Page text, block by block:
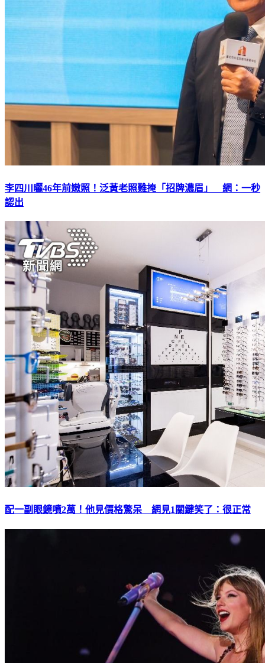
李四川曬46年前嫩照！泛黃老照難掩「招牌濃眉」 網：一秒
認出
配一副眼鏡噴2萬！他見價格驚呆 網見1關鍵笑了：很正常